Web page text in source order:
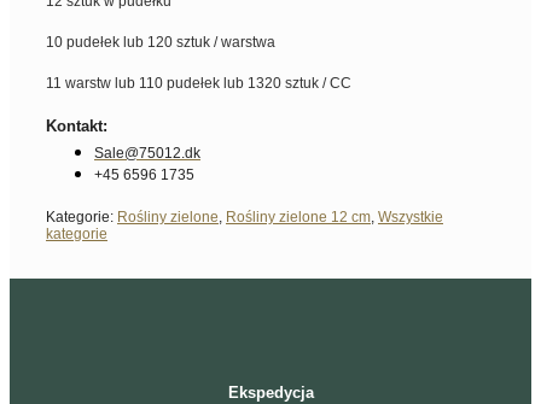
10 pudełek lub 120 sztuk / warstwa
11 warstw lub 110 pudełek lub 1320 sztuk / CC
Kontakt:
Sale@75012.dk
+45 6596 1735
Kategorie: Rośliny zielone Rośliny zielone 12 cm Wszystkie
kategorie
Ekspedycja